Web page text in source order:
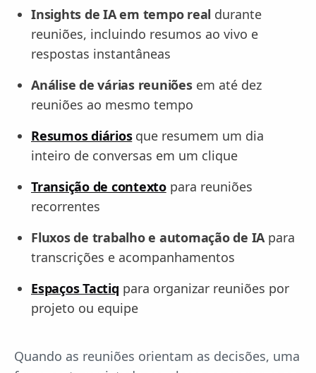
Insights de IA em tempo real durante
reuniões, incluindo resumos ao vivo e
respostas instantâneas
Análise de várias reuniõesem até dez
reuniões ao mesmo tempo
Resumos diáriosque resumem um dia
inteiro de conversas em um clique
Transição de contextopara reuniões
recorrentes
Fluxos de trabalho e automação de IApara
transcrições e acompanhamentos
Espaços Tactiq para organizar reuniões por
projeto ou equipe
Quando as reuniões orientam as decisões, uma